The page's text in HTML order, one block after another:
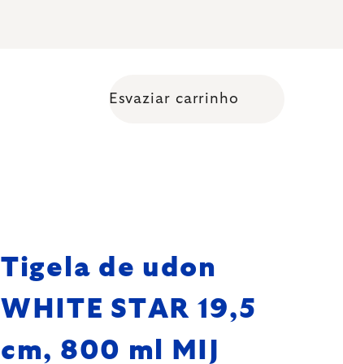
Esvaziar carrinho
Tigela de udon
WHITE STAR 19,5
cm, 800 ml MIJ